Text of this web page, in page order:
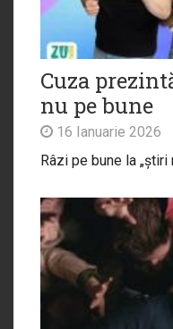
Cuza
nu pe bune
16 Ianuarie 2026
Râzi pe bune la „știri